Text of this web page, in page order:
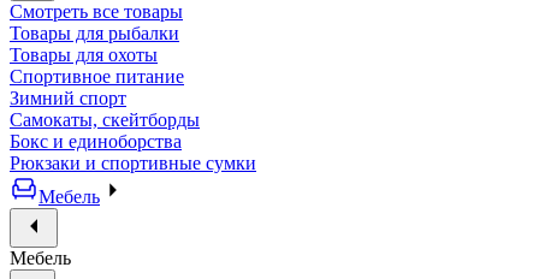
Смотреть все товары
Товары для рыбалки
Товары для охоты
Спортивное питание
Зимний спорт
Самокаты, скейтборды
Бокс и единоборства
Рюкзаки и спортивные сумки
Мебель
Мебель